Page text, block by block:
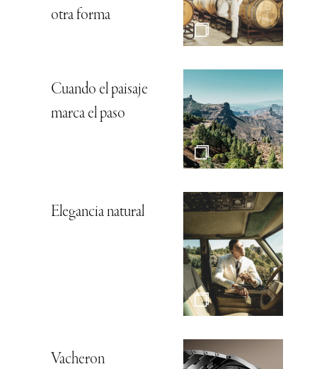
otra forma
Cuando el paisaje
marca el paso
Elegancia natural
Vacheron